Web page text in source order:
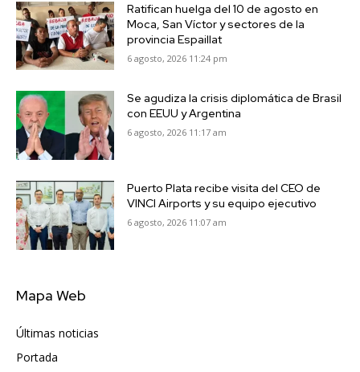
Ratifican huelga del 10 de agosto en
Moca, San Víctor y sectores de la
provincia Espaillat
6 agosto, 2026 11:24 pm
Se agudiza la crisis diplomática de Brasil
con EEUU y Argentina
6 agosto, 2026 11:17 am
Puerto Plata recibe visita del CEO de
VINCI Airports y su equipo ejecutivo
6 agosto, 2026 11:07 am
Mapa Web
Últimas noticias
Portada